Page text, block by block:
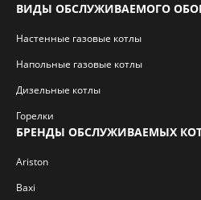
ВИДЫ ОБСЛУЖИВАЕМОГО
Настенные газовые котлы
Напольные газовые котлы
Дизельные котлы
Горелки
БРЕНДЫ ОБСЛУЖИВАЕМЫХ
Ariston
Baxi